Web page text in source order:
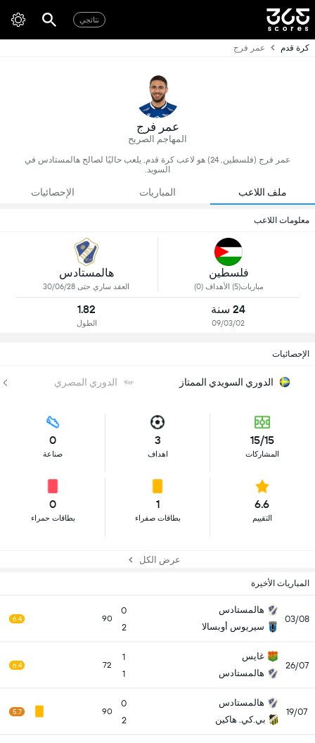
نتائجي
كرة قدم عمر فرج
عمر فرج
المهاجم الصريح
عمر فرج (فلسطين, 24) هو لاعب كرة قدم, يلعب حاليًا لصالح هالمستادس في
السويد.
ملف اللاعب المباريات الإحصائيات
معلومات اللاعب
فلسطين
مباريات(5) الأهداف (0)
هالمستادس
العقد ساري حتى 30/06/28
24 سنة
09/03/02
1.82
الطول
الإحصائيات
الدوري السويدي الممتاز الدوري المصري
15/15
المشاركات
3
اهداف
0
صناعة
6.6
التقييم
1
بطاقات صفراء
0
بطاقات حمراء
عرض الكل
المباريات الأخيرة
03/08
هالمستادس
سيريوس أوبسالا
0
2
90
6.4
26/07
غايس
هالمستادس
1
1
72
6.4
19/07
هالمستادس
بي.كي. هاكين
0
2
90
5.7